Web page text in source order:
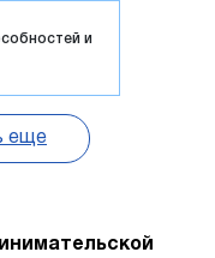
и
еще